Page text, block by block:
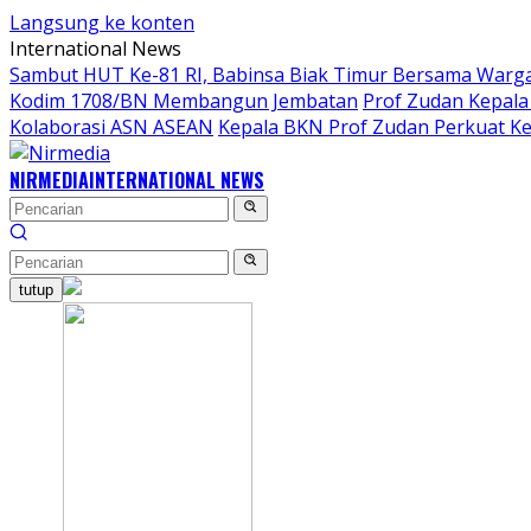
Langsung ke konten
International News
Sambut HUT Ke-81 RI, Babinsa Biak Timur Bersama
Kodim 1708/BN Membangun Jembatan Prof Zudan
Kolaborasi ASN ASEAN Kepala BKN Prof Zudan Perkuat
NIRMEDIAINTERNATIONAL NEWS
tutup